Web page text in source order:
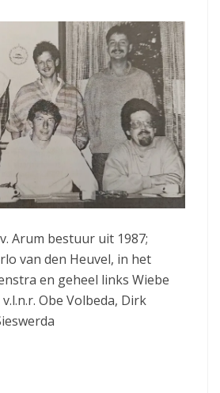
Arum bestuur uit 1987;
van den Heuvel, in het
en geheel links Wiebe
Obe Volbeda, Dirk